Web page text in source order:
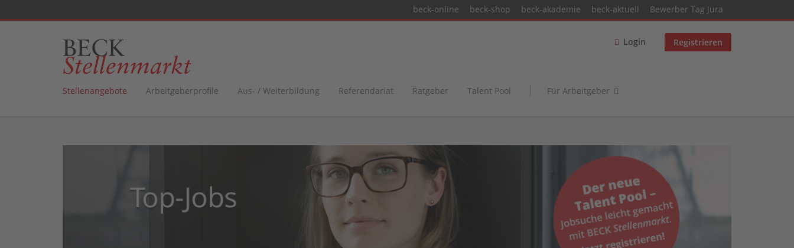
beck-online beck-shop beck-akademie beck-aktuell Bewerber Tag Jura
Login Registrieren
Stellenangebote Arbeitgeberprofile Aus- / Weiterbildung Referendariat Ratgeber Talent Pool Für Arbeitgeber